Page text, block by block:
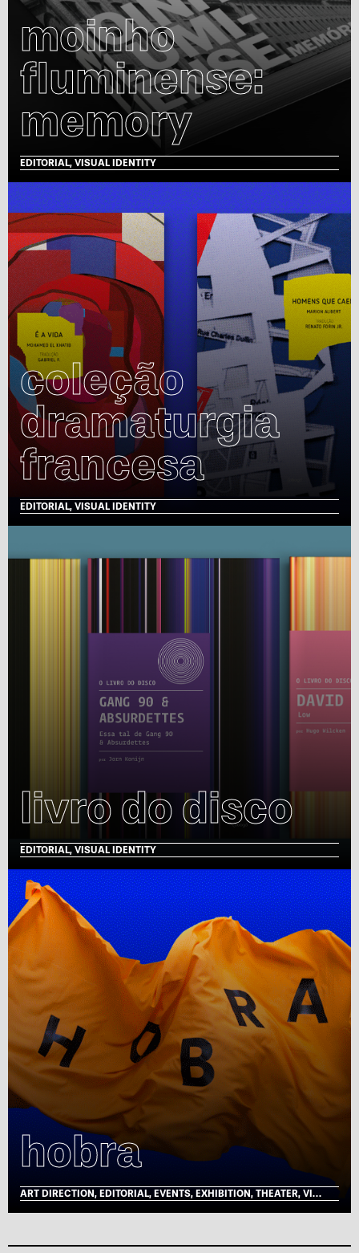
moinho
fluminense:
memory
EDITORIAL, VISUAL IDENTITY
coleção
dramaturgia
francesa
EDITORIAL, VISUAL IDENTITY
livro do disco
EDITORIAL, VISUAL IDENTITY
hobra
ART DIRECTION, EDITORIAL, EVENTS, EXHIBITION, THEATER, VISUAL IDENTITY